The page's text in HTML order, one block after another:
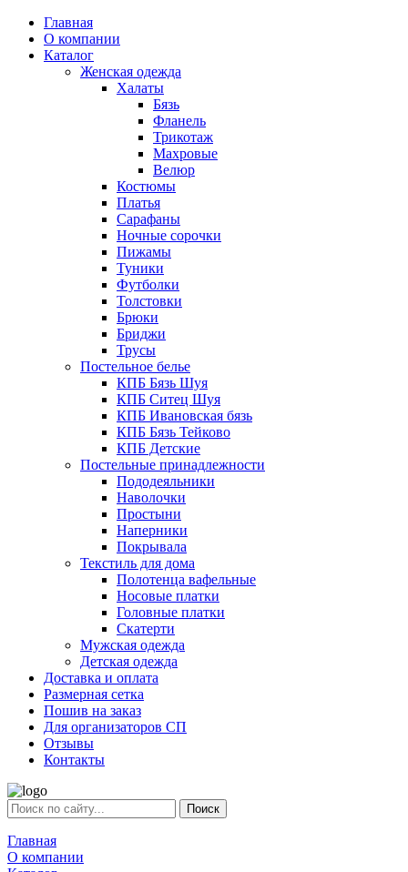
Главная
О компании
Каталог
Женская одежда
Халаты
Бязь
Фланель
Трикотаж
Махровые
Велюр
Костюмы
Платья
Сарафаны
Ночные сорочки
Пижамы
Туники
Футболки
Толстовки
Брюки
Бриджи
Трусы
Постельное белье
КПБ Бязь Шуя
КПБ Ситец Шуя
КПБ Ивановская бязь
КПБ Бязь Тейково
КПБ Детские
Постельные принадлежности
Пододеяльники
Наволочки
Простыни
Наперники
Покрывала
Текстиль для дома
Полотенца вафельные
Носовые платки
Головные платки
Скатерти
Мужская одежда
Детская одежда
Доставка и оплата
Размерная сетка
Пошив на заказ
Для организаторов СП
Отзывы
Контакты
Главная
О компании